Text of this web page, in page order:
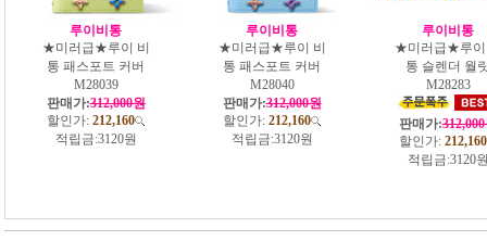
루이비통
★미러급★루이 비
통 패스포트 커버
M28039
판매가:312,000원
할인가: 212,160
적립금:3120원
루이비통
★미러급★루이 비
통 패스포트 커버
M28040
판매가:312,000원
할인가: 212,160
적립금:3120원
루이비통
★미러급★루이
통 슬렌더 월
M28283
판매가:
할인가: 212,160
적립금:3120